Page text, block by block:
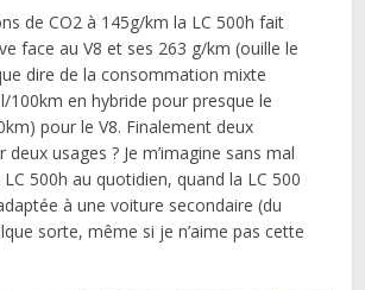
de CO2 à 145g/km la LC 500h fait
face au V8 et ses 263 g/km (ouille le
dire de la consommation mixte
100km en hybride pour presque le
pour le V8. Finalement deux
usages ? Je m’imagine sans mal
500h au quotidien, quand la LC 500
à une voiture secondaire (du
sorte, même si je n’aime pas cette